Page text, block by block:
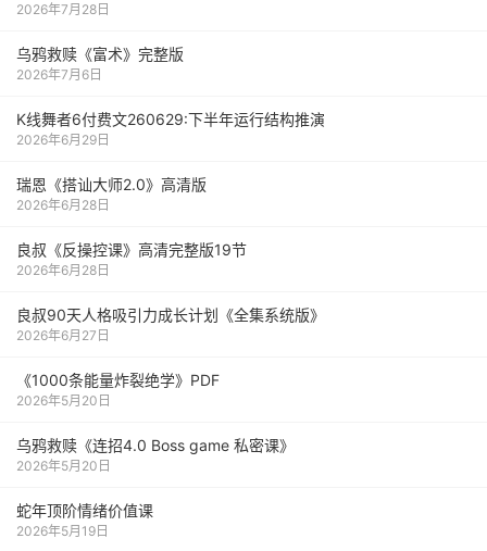
2026年7月28日
乌鸦救赎《富术》完整版
2026年7月6日
K线舞者6付费文260629:下半年运行结构推演
2026年6月29日
瑞恩《搭讪大师2.0》高清版
2026年6月28日
良叔《反操控课》高清完整版19节
2026年6月28日
良叔90天人格吸引力成长计划《全集系统版》
2026年6月27日
《1000‮能条‬‎量‮裂炸‬‎绝学》PDF
2026年5月20日
乌鸦救赎《连招4.0 Boss game 私密课》
2026年5月20日
蛇年顶阶情绪价值课
2026年5月19日